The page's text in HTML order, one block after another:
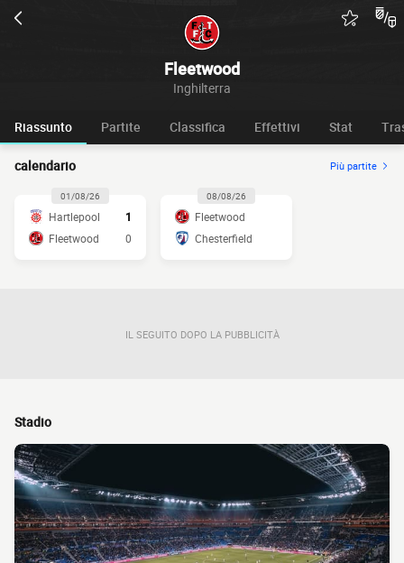
Fleetwood
Inghilterra
Riassunto Partite Classifica Effettivi Stat
calendario Più partite
01/08/26
Hartlepool
1
Fleetwood
0
08/08/26
Fleetwood
Chesterfield
IL SEGUITO DOPO LA PUBBLICITÀ
Stadio